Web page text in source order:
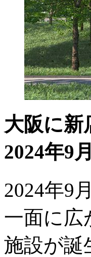
大阪に新
2024年9
2024年9
一面に広
施設が誕